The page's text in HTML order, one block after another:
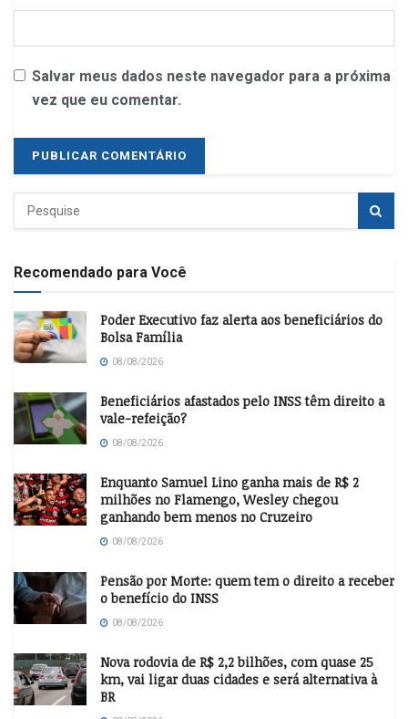
Salvar meus dados neste navegador para a próxima
vez que eu comentar.
Recomendado para Você
Poder Executivo faz alerta aos beneficiários do
Bolsa Família
08/08/2026
Beneficiários afastados pelo INSS têm direito a
vale-refeição?
08/08/2026
Enquanto Samuel Lino ganha mais de R$ 2
milhões no Flamengo, Wesley chegou
ganhando bem menos no Cruzeiro
08/08/2026
Pensão por Morte: quem tem o direito a receber
o benefício do INSS
08/08/2026
Nova rodovia de R$ 2,2 bilhões, com quase 25
km, vai ligar duas cidades e será alternativa à
BR